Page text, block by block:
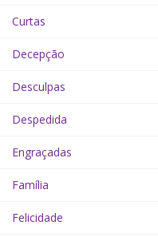
Curtas
Decepção
Desculpas
Despedida
Engraçadas
Família
Felicidade